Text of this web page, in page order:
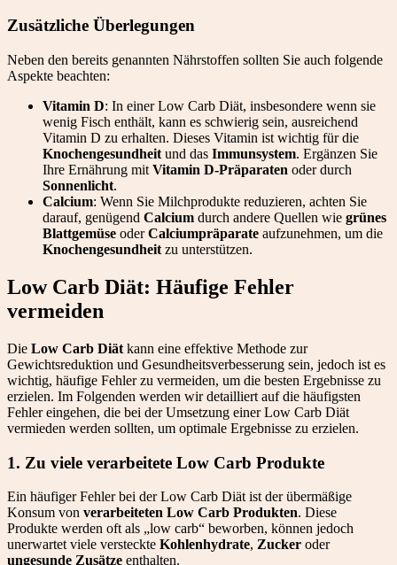
Zusätzliche Überlegungen
Neben den bereits genannten Nährstoffen sollten Sie auch folgende
Aspekte beachten:
Vitamin D: In einer Low Carb Diät, insbesondere wenn sie
wenig Fisch enthält, kann es schwierig sein, ausreichend
Vitamin D zu erhalten. Dieses Vitamin ist wichtig für die
Knochengesundheit und das Immunsystem. Ergänzen Sie
Ihre Ernährung mit Vitamin D-Präparaten oder durch
Sonnenlicht.
Calcium: Wenn Sie Milchprodukte reduzieren, achten Sie
darauf, genügend Calcium durch andere Quellen wie grünes
Blattgemüse oderCalciumpräparate aufzunehmen, um die
Knochengesundheit zu unterstützen.
Low Carb Diät: Häufige Fehler
vermeiden
Die Low Carb Diät kann eine effektive Methode zur
Gewichtsreduktion und Gesundheitsverbesserung sein, jedoch ist es
wichtig, häufige Fehler zu vermeiden, um die besten Ergebnisse zu
erzielen. Im Folgenden werden wir detailliert auf die häufigsten
Fehler eingehen, die bei der Umsetzung einer Low Carb Diät
vermieden werden sollten, um optimale Ergebnisse zu erzielen.
1. Zu viele verarbeitete Low Carb Produkte
Ein häufiger Fehler bei der Low Carb Diät ist der übermäßige
Konsum von verarbeiteten Low Carb Produkten. Diese
Produkte werden oft als „low carb“ beworben, können jedoch
unerwartet viele versteckte Kohlenhydrate, Zucker oder
ungesunde Zusätze enthalten.